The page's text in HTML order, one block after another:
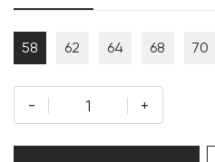
58 62 64 68 70
- +